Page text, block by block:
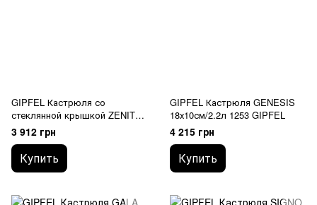
GIPFEL Кастрюля со
стеклянной крышкой ZENIT
22x10,8 см /3,4 л 0509 GIPFEL
3 912 грн
Купить
GIPFEL Кастрюля GENESIS
18х10см/2.2л 1253 GIPFEL
4 215 грн
Купить